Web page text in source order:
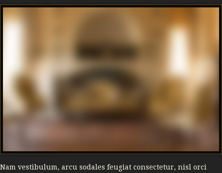
Nam vestibulum, arcu sodales feugiat consectetur, nisl orci